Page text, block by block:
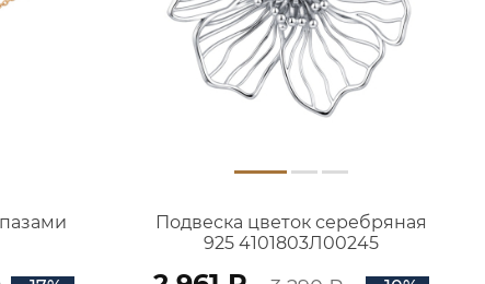
Подвеска цветок серебряная
925 4101803Л00245